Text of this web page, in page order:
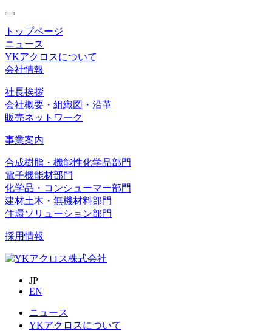
toggle
navigation
トップページ
ニュース
YKアクロスについて
会社情報
社長挨拶
会社概要・組織図・沿革
販売ネットワーク
事業案内
合成樹脂・機能性化学品部門
電子機能材部門
化学品・コンシューマー部門
建材土木・無機材料部門
住環ソリューション部門
採用情報
JP
EN
ニュース
YKアクロスについて